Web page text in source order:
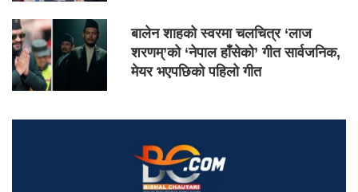
बालेन शाहको स्वरमा चलचित्र ‘लाज
शरणम्’को ‘नेपाल हाँसेको’ गीत सार्वजनिक,
मेयर भएपछिको पहिलो गीत